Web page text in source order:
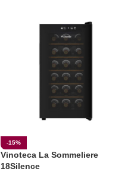
-15%
Vinoteca La Sommeliere
18Silence